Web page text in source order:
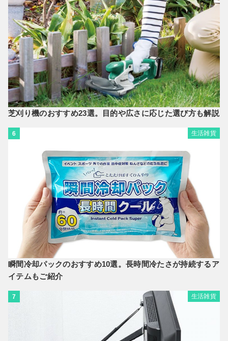
芝刈り機のおすすめ23選。目的や広さに応じた選び方も解説
6 生活雑貨
瞬間冷却パックのおすすめ10選。長時間冷たさが持続するア
イテムもご紹介
7 生活雑貨